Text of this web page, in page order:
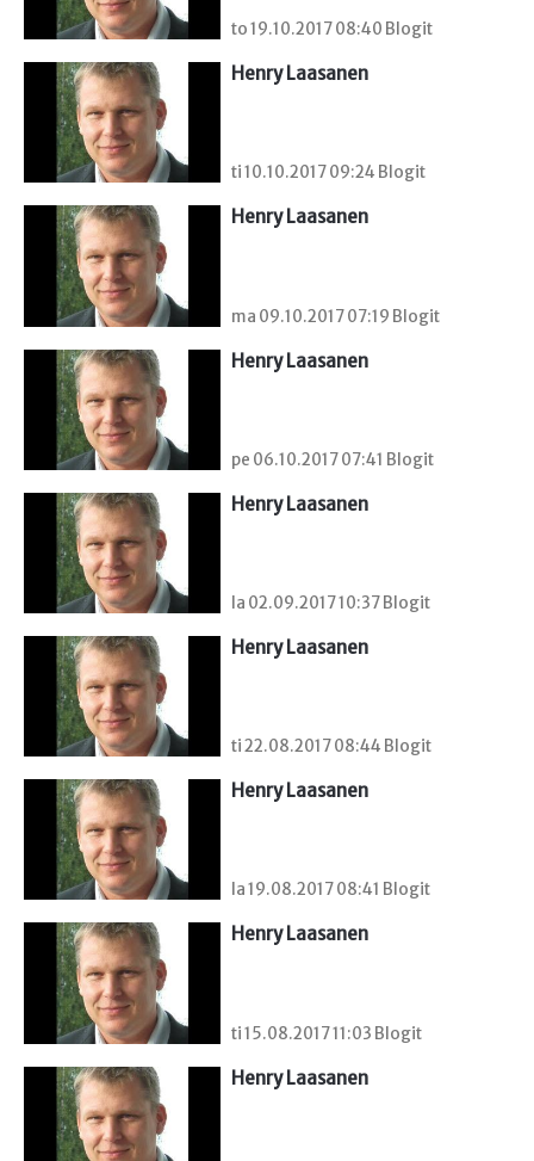
to 19.10.2017 08:40 Blogit
Henry Laasanen
ti 10.10.2017 09:24 Blogit
Henry Laasanen
ma 09.10.2017 07:19 Blogit
Henry Laasanen
pe 06.10.2017 07:41 Blogit
Henry Laasanen
la 02.09.2017 10:37 Blogit
Henry Laasanen
ti 22.08.2017 08:44 Blogit
Henry Laasanen
la 19.08.2017 08:41 Blogit
Henry Laasanen
ti 15.08.2017 11:03 Blogit
Henry Laasanen